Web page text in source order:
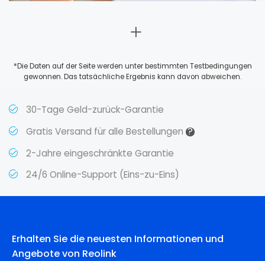
*Die Daten auf der Seite werden unter bestimmten Testbedingungen
gewonnen. Das tatsächliche Ergebnis kann davon abweichen.
30-Tage Geld-zurück-Garantie
Gratis Versand für alle Bestellungen ?
2-Jahre eingeschränkte Garantie
24/6 Online-Support (Eins-zu-Eins)
Erhalten Sie die neuesten Informationen und
Angebote von Reolink